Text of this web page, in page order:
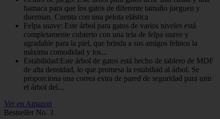
hamaca para que los gatos de diferente tamaño jueguen y
duerman. Cuenta con una pelota elástica
Felpa suave: Este árbol para gatos de varios niveles está
completamente cubierto con una tela de felpa suave y
agradable para la piel, que brinda a sus amigos felinos la
máxima comodidad y los...
Estabilidad:Este árbol de gatos está hecho de tablero de MDF
de alta densidad, lo que promesa la estabiliad al árbol. Se
proporciona una correa extra de pared de seguridad para unir
el árbol del...
Ver en Amazon
Bestseller No. 3